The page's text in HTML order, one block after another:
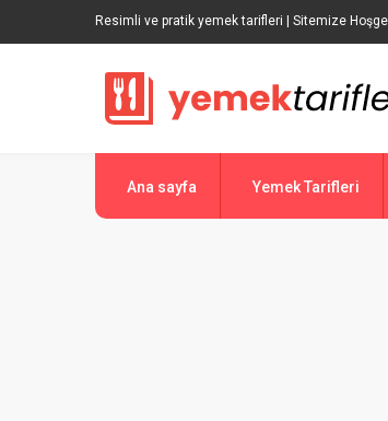
Resimli ve pratik yemek tarifleri | Sitemize
Ana sayfa Yemek Tarifleri